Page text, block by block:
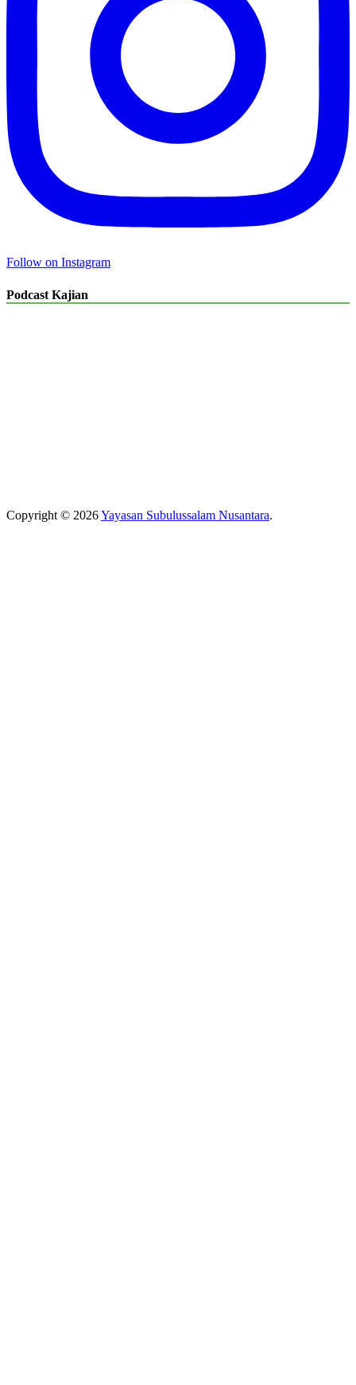
Follow on Instagram
Podcast Kajian
Copyright © 2026Yayasan Subulussalam Nusantara.